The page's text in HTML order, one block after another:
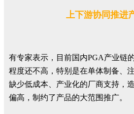
上下游协同推进
有专家表示，目前国内PGA产业链
程度还不高，特别是在单体制备、
缺少低成本、产业化的厂商支持，
偏高，制约了产品的大范围推广。